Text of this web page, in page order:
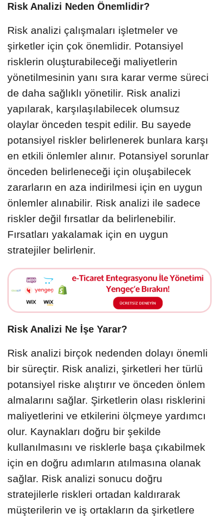
Risk Analizi Neden Önemlidir?
Risk analizi çalışmaları işletmeler ve
şirketler için çok önemlidir. Potansiyel
risklerin oluşturabileceği maliyetlerin
yönetilmesinin yanı sıra karar verme süreci
de daha sağlıklı yönetilir. Risk analizi
yapılarak, karşılaşılabilecek olumsuz
olaylar önceden tespit edilir. Bu sayede
potansiyel riskler belirlenerek bunlara karşı
en etkili önlemler alınır. Potansiyel sorunlar
önceden belirleneceği için oluşabilecek
zararların en aza indirilmesi için en uygun
önlemler alınabilir. Risk analizi ile sadece
riskler değil fırsatlar da belirlenebilir.
Fırsatları yakalamak için en uygun
stratejiler belirlenir.
Risk Analizi Ne İşe Yarar?
Risk analizi birçok nedenden dolayı önemli
bir süreçtir. Risk analizi, şirketleri her türlü
potansiyel riske alıştırır ve önceden önlem
almalarını sağlar. Şirketlerin olası risklerini
maliyetlerini ve etkilerini ölçmeye yardımcı
olur. Kaynakları doğru bir şekilde
kullanılmasını ve risklerle başa çıkabilmek
için en doğru adımların atılmasına olanak
sağlar. Risk analizi sonucu doğru
stratejilerle riskleri ortadan kaldırarak
müşterilerin ve iş ortakların da şirketlere